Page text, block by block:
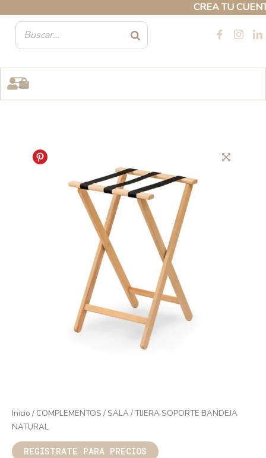
CREA TU
contenido
Inicio / COMPLEMENTOS / SALA/ TIJERA SOPORTE BANDEJA
NATURAL
REGÍSTRATE PARA PRECIOS